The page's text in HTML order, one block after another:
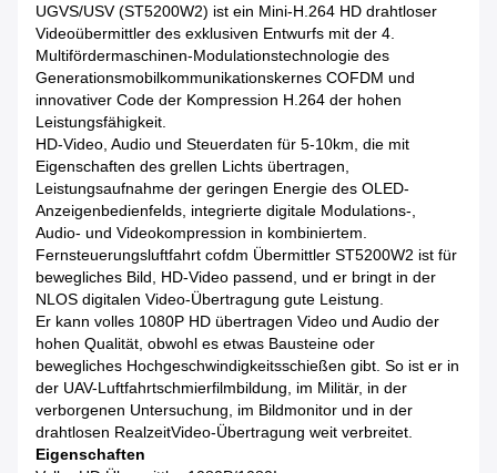
UGVS/USV (ST5200W2) ist ein Mini-H.264 HD drahtloser
Videoübermittler des exklusiven Entwurfs mit der 4.
Multifördermaschinen-Modulationstechnologie des
Generationsmobilkommunikationskernes COFDM und
innovativer Code der Kompression H.264 der hohen
Leistungsfähigkeit.
HD-Video, Audio und Steuerdaten für 5-10km, die mit
Eigenschaften des grellen Lichts übertragen,
Leistungsaufnahme der geringen Energie des OLED-
Anzeigenbedienfelds, integrierte digitale Modulations-,
Audio- und Videokompression in kombiniertem.
Fernsteuerungsluftfahrt cofdm Übermittler ST5200W2 ist für
bewegliches Bild, HD-Video passend, und er bringt in der
NLOS digitalen Video-Übertragung gute Leistung.
Er kann volles 1080P HD übertragen Video und Audio der
hohen Qualität, obwohl es etwas Bausteine oder
bewegliches Hochgeschwindigkeitsschießen gibt. So ist er in
der UAV-Luftfahrtschmierfilmbildung, im Militär, in der
verborgenen Untersuchung, im Bildmonitor und in der
drahtlosen RealzeitVideo-Übertragung weit verbreitet.
Eigenschaften